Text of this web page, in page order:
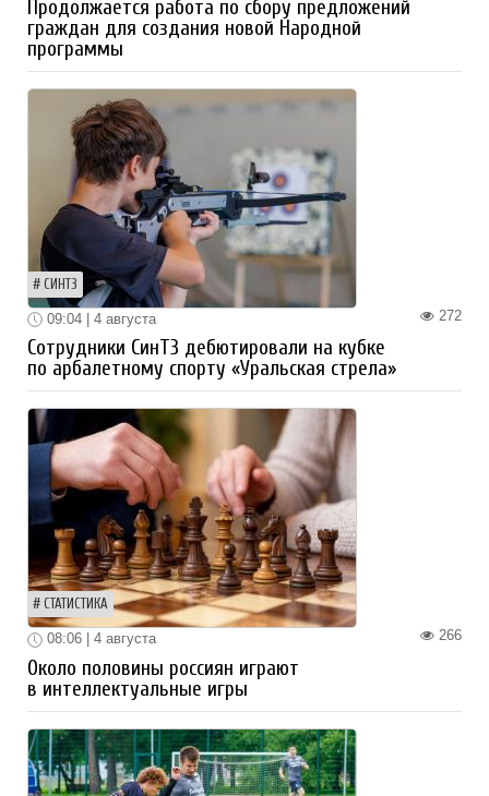
Продолжается работа по сбору предложений
граждан для создания новой Народной
программы
СИНТЗ
272
09:04 | 4 августа
Сотрудники СинТЗ дебютировали на кубке
по арбалетному спорту «Уральская стрела»
СТАТИСТИКА
266
08:06 | 4 августа
Около половины россиян играют
в интеллектуальные игры